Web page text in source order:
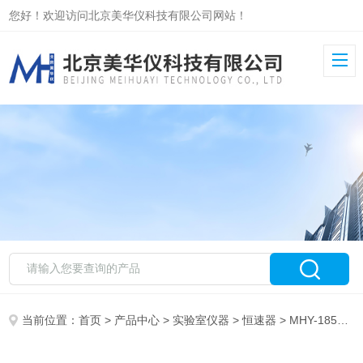
您好！欢迎访问北京美华仪科技有限公司网站！
当前位置：首页 > 产品中心 > 实验室仪器 >恒速器 > MHY-18516恒速器